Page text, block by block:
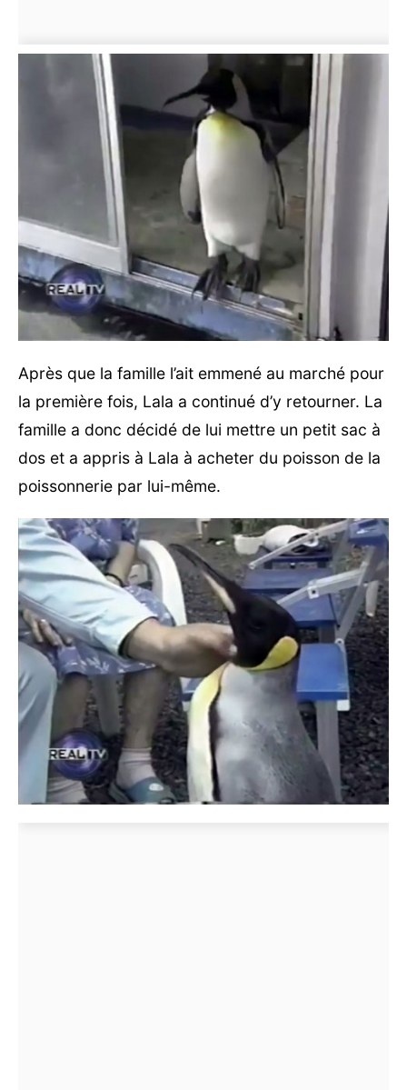
Après que la famille l’ait emmené au marché pour
la première fois, Lala a continué d’y retourner. La
famille a donc décidé de lui mettre un petit sac à
dos et a appris à Lala à acheter du poisson de la
poissonnerie par lui-même.